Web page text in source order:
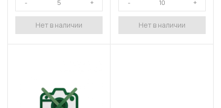
Нет в наличии Нет в наличии